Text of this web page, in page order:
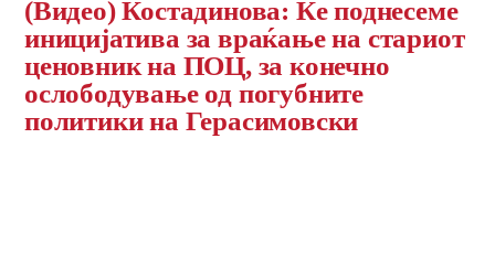
(Видео) Костадинова: Ќе поднесеме
иницијатива за враќање на стариот
ценовник на ПОЦ, за конечно
ослободување од погубните
политики на Герасимовски